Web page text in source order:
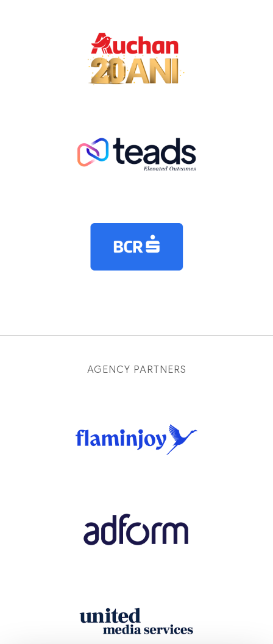
AGENCY PARTNERS